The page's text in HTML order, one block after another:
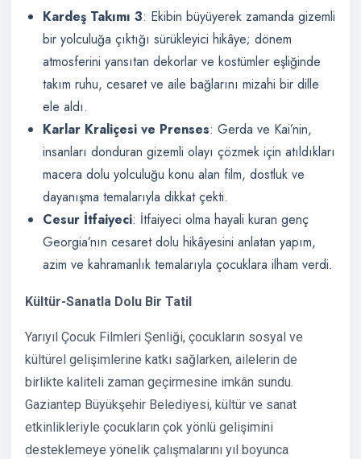
Kardeş Takımı 3: Ekibin büyüyerek zamanda gizemli
bir yolculuğa çıktığı sürükleyici hikâye; dönem
atmosferini yansıtan dekorlar ve kostümler eşliğinde
takım ruhu, cesaret ve aile bağlarını mizahi bir dille
ele aldı.
Karlar Kraliçesi ve Prenses: Gerda ve Kai’nin,
insanları donduran gizemli olayı çözmek için atıldıkları
macera dolu yolculuğu konu alan film, dostluk ve
dayanışma temalarıyla dikkat çekti.
Cesur İtfaiyeci: İtfaiyeci olma hayali kuran genç
Georgia’nın cesaret dolu hikâyesini anlatan yapım,
azim ve kahramanlık temalarıyla çocuklara ilham verdi.
Kültür-Sanatla Dolu Bir Tatil
Yarıyıl Çocuk Filmleri Şenliği, çocukların sosyal ve
kültürel gelişimlerine katkı sağlarken, ailelerin de
birlikte kaliteli zaman geçirmesine imkân sundu.
Gaziantep Büyükşehir Belediyesi, kültür ve sanat
etkinlikleriyle çocukların çok yönlü gelişimini
desteklemeye yönelik çalışmalarını yıl boyunca